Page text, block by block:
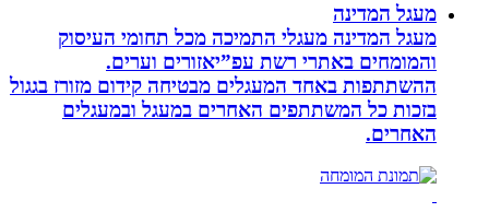
מעגל המדינה
מעגל המדינה מעגלי התמיכה מכל תחומי העיסוק
והמומחים באתרי רשת עפ”יאזורים וערים.
ההשתתפות באחד המעגלים מבטיחה קידום מזורז בגגול
בזכות כל המשתתפים האחרים במעגל ובמעגלים
האחרים.